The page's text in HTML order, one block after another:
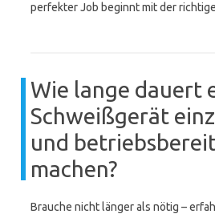
perfekter Job beginnt mit der
Wie lange dauert
Schweißgerät
und
machen?
Brauche nicht länger als nötig –